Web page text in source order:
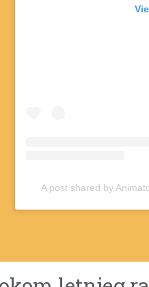
A post shared by